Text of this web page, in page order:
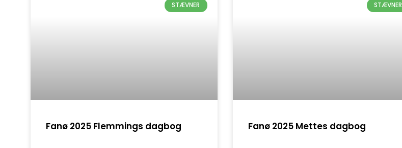
STÆVNER
Fanø 2025 Flemmings dagbog
STÆVNER
Fanø 2025 Mettes dagbog